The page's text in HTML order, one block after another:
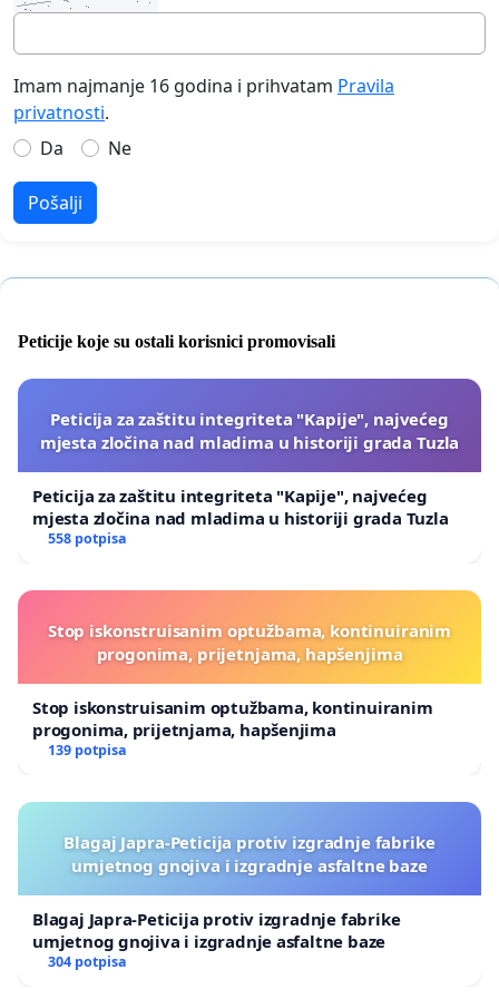
Imam najmanje 16 godina i prihvatam Pravila
privatnosti.
Da
Ne
Pošalji
Peticije koje su ostali korisnici promovisali
Peticija za zaštitu integriteta "Kapije", najvećeg
mjesta zločina nad mladima u historiji grada Tuzla
Peticija za zaštitu integriteta "Kapije", najvećeg
mjesta zločina nad mladima u historiji grada Tuzla
558 potpisa
Stop iskonstruisanim optužbama, kontinuiranim
progonima, prijetnjama, hapšenjima
Stop iskonstruisanim optužbama, kontinuiranim
progonima, prijetnjama, hapšenjima
139 potpisa
Blagaj Japra-Peticija protiv izgradnje fabrike
umjetnog gnojiva i izgradnje asfaltne baze
Blagaj Japra-Peticija protiv izgradnje fabrike
umjetnog gnojiva i izgradnje asfaltne baze
304 potpisa